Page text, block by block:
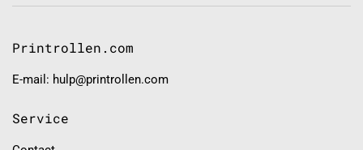
Printrollen.com
E-mail: hulp@printrollen.com
Service